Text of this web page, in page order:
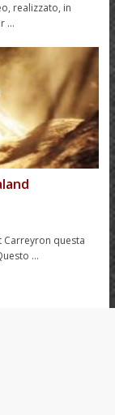
realizzato, in
…
Carreyron questa
…